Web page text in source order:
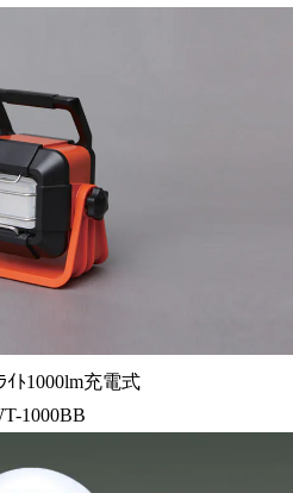
ｲﾄ1000lm充電式
1000BB